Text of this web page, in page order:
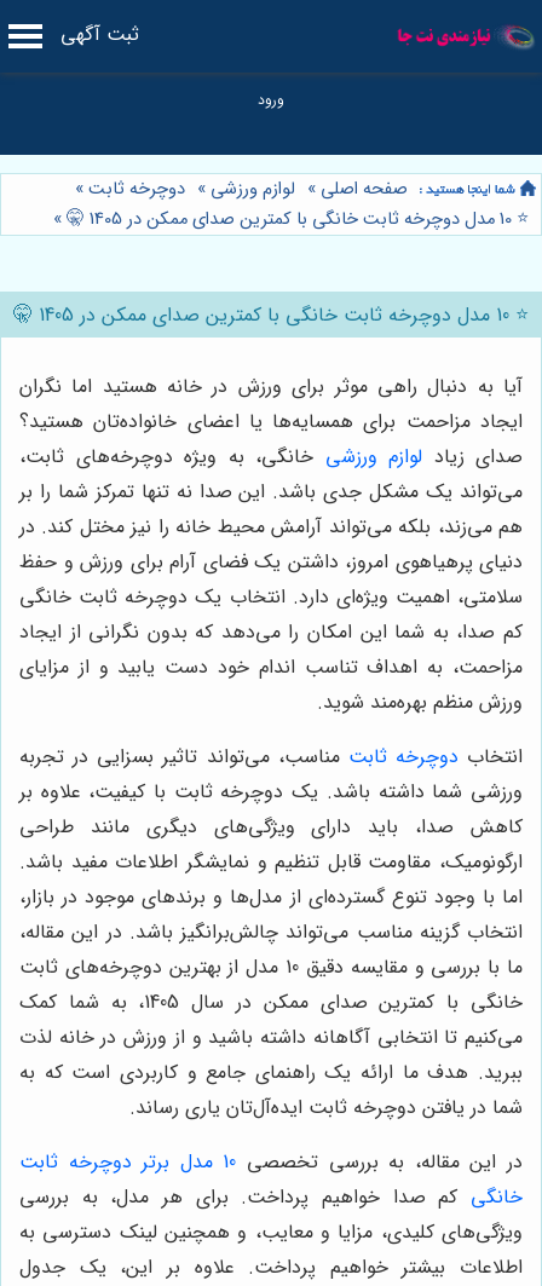
ثبت آگهی
صفحه اصلی » لوازم ورزشی » دوچرخه ثابت»
⭐️ 10 مدل دوچرخه ثابت خانگی با کمترین صدای ممکن در 1405 🤫
»
⭐️ 10 مدل دوچرخه ثابت خانگی با کمترین صدای ممکن در 1405 🤫
آیا به دنبال راهی موثر برای ورزش در خانه هستید اما نگران
ایجاد مزاحمت برای همسایه‌ها یا اعضای خانواده‌تان هستید؟
صدای زیاد لوازم ورزشی خانگی، به ویژه دوچرخه‌های ثابت،
می‌تواند یک مشکل جدی باشد. این صدا نه تنها تمرکز شما را بر
هم می‌زند، بلکه می‌تواند آرامش محیط خانه را نیز مختل کند. در
دنیای پرهیاهوی امروز، داشتن یک فضای آرام برای ورزش و حفظ
سلامتی، اهمیت ویژه‌ای دارد. انتخاب یک دوچرخه ثابت خانگی
کم صدا، به شما این امکان را می‌دهد که بدون نگرانی از ایجاد
مزاحمت، به اهداف تناسب اندام خود دست یابید و از مزایای
ورزش منظم بهره‌مند شوید.
انتخاب دوچرخه ثابت مناسب، می‌تواند تاثیر بسزایی در تجربه
ورزشی شما داشته باشد. یک دوچرخه ثابت با کیفیت، علاوه بر
کاهش صدا، باید دارای ویژگی‌های دیگری مانند طراحی
ارگونومیک، مقاومت قابل تنظیم و نمایشگر اطلاعات مفید باشد.
اما با وجود تنوع گسترده‌ای از مدل‌ها و برندهای موجود در بازار،
انتخاب گزینه مناسب می‌تواند چالش‌برانگیز باشد. در این مقاله،
ما با بررسی و مقایسه دقیق 10 مدل از بهترین دوچرخه‌های ثابت
خانگی با کمترین صدای ممکن در سال 1405، به شما کمک
می‌کنیم تا انتخابی آگاهانه داشته باشید و از ورزش در خانه لذت
ببرید. هدف ما ارائه یک راهنمای جامع و کاربردی است که به
شما در یافتن دوچرخه ثابت ایده‌آل‌تان یاری رساند.
در این مقاله، به بررسی تخصصی
10 مدل برتر دوچرخه ثابت
خانگی کم صدا خواهیم پرداخت. برای هر مدل، به بررسی
ویژگی‌های کلیدی، مزایا و معایب، و همچنین لینک دسترسی به
اطلاعات بیشتر خواهیم پرداخت. علاوه بر این، یک جدول